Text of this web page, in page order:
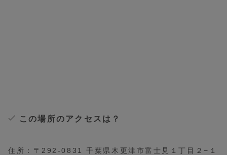
この場所のアクセスは？
住所：〒292-0831 千葉県木更津市富士見１丁目２−１